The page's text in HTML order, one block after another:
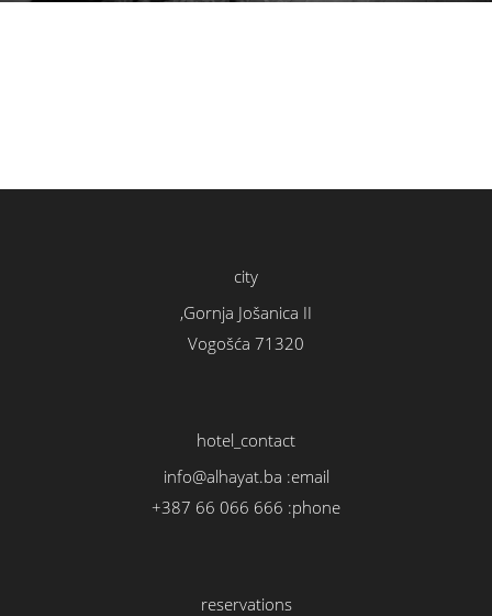
city
Gornja Jošanica II,
Vogošća 71320
hotel_contact
email:
info@alhayat.ba
phone:
+387 66 066 666
reservations